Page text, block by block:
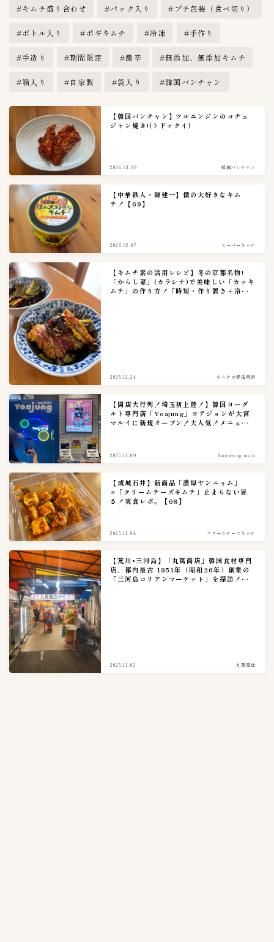
キムチ盛り合わせ パック入り プチ包装（食べ切り）
ボトル入り ポギキムチ 冷凍 手作り
手造り 期間限定 激辛 無添加、無添加キムチ
箱入り 自家製 袋入り 韓国バンチャン
【韓国バンチャン】ツルニンジンのコチュ
ジャン焼き!(トドックイ)
2026.03.29 韓国バンチャン
【中華鉄人・陳建一】僕の大好きなキム
チ！【69】
2026.02.07 スーパーキムチ
【キムチ素の活用レシピ】冬の京都名物!
「からし菜」(カラシナ)で美味しい「カッキ
ムチ」の作り方！「時短・作り置き＋冷蔵
2025.12.24 キムチの素活用術
【開店大行列！埼玉初上陸！】韓国ヨーグ
ルト専門店「Yoajung」ヨアジョンが大宮
マルイに新規オープン！大人気！メニュー
2025.11.09 Annyeong mart
【成城石井】新商品「濃厚ヤンニョム」
×「クリームチーズキムチ」止まらない旨
さ！実食レポ。【68】
2025.11.08 クリームチーズキムチ
【荒川•三河島】「丸萬商店」韓国食材専門
店、都内最古 1951年（昭和26年）創業の
「三河島コリアンマーケット」を探訪！実
2025.11.03 丸萬商店